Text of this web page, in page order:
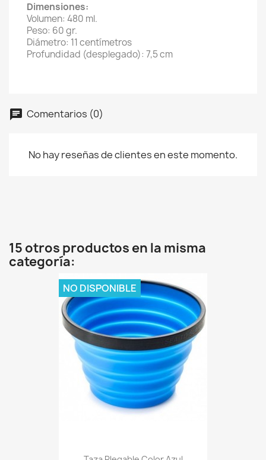
Dimensiones:
Volumen: 480 ml.
Peso: 60 gr.
Diámetro: 11 centímetros
Profundidad (desplegado): 7,5 cm
Comentarios (0)
No hay reseñas de clientes en este momento.
15 otros productos en la misma
categoría:
NO DISPONIBLE